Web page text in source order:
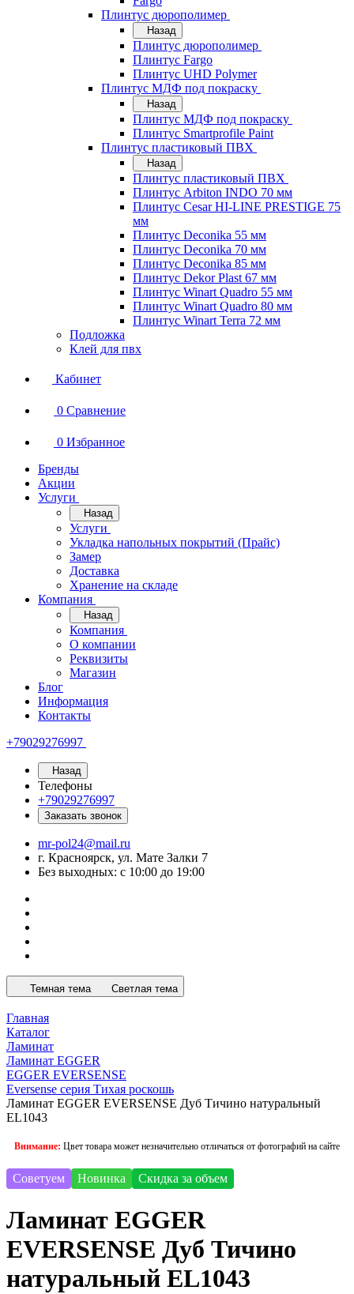
Плинтус дюрополимер
Назад
Плинтус дюрополимер
Плинтус Fargo
Плинтус UHD Polymer
Плинтус МДФ под покраску
Назад
Плинтус МДФ под покраску
Плинтус Smartprofile Paint
Плинтус пластиковый ПВХ
Назад
Плинтус пластиковый ПВХ
Плинтус Arbiton INDO 70 мм
Плинтус Cesar HI-LINE PRESTIGE 75
мм
Плинтус Deconika 55 мм
Плинтус Deconika 70 мм
Плинтус Deconika 85 мм
Плинтус Dekor Plast 67 мм
Плинтус Winart Quadro 55 мм
Плинтус Winart Quadro 80 мм
Плинтус Winart Terra 72 мм
Подложка
Клей для пвх
Кабинет
0 Сравнение
0 Избранное
Бренды
Акции
Услуги
Назад
Услуги
Укладка напольных покрытий (Прайс)
Замер
Доставка
Хранение на складе
Компания
Назад
Компания
О компании
Реквизиты
Магазин
Блог
Информация
Контакты
+79029276997
Назад
Телефоны
+79029276997
Заказать звонок
mr-pol24@mail.ru
г. Красноярск, ул. Мате Залки 7
Без выходных: с 10:00 до 19:00
Темная тема Светлая тема
Главная
Каталог
Ламинат
Ламинат EGGER
EGGER EVERSENSE
Eversense серия Тихая роскошь
Ламинат EGGER EVERSENSE Дуб Тичино натуральный
EL1043
Внимание: Цвет товара может незначительно отличаться от фотографий на сайте
Советуем Новинка Скидка за объем
Ламинат EGGER
EVERSENSE Дуб Тичино
натуральный EL1043